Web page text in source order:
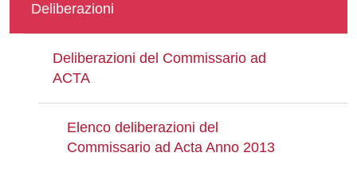
Deliberazioni
Deliberazioni del Commissario ad
ACTA
Elenco deliberazioni del
Commissario ad Acta Anno 2013